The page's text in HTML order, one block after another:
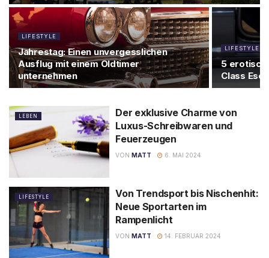
LIFESTYLE
Jahrestag: Einen unvergesslichen
Ausflug mit einem Oldtimer
unternehmen
LIFESTYLE
5
Class
LEBEN
Der exklusive Charme von
Luxus-Schreibwaren und
Feuerzeugen
VON MATT 6. MAI 2024
LIFESTYLE
Von Trendsport bis Nischenhit:
Neue Sportarten im
Rampenlicht
VON MATT 14. FEBRUAR 2024